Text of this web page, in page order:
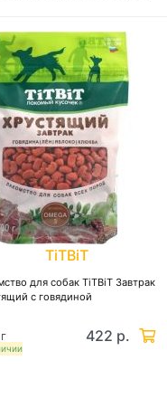
TiTBiT
для собак TiTBiT Завтрак
с говядиной
422 р.